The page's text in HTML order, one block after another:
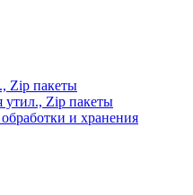
Zip пакеты
утил., Zip пакеты
и хранения